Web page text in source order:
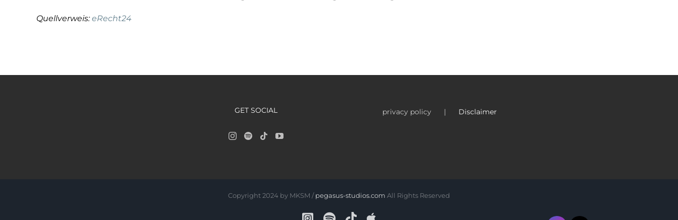
Quellverweis:eRecht24
GET SOCIAL privacy policy Disclaimer
Copyright 2024 by MKSM /pegasus-studios.com All Rights Reserved